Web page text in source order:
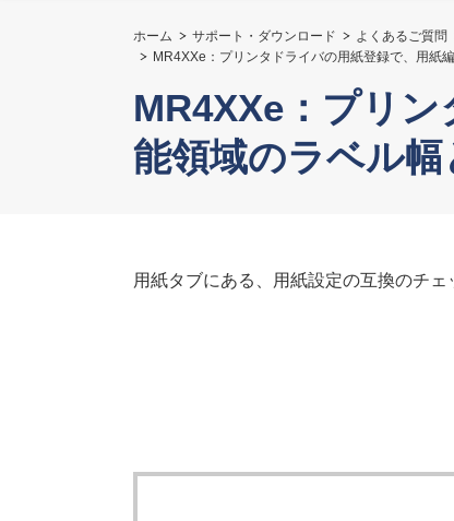
ホーム サポート・ダウンロード よくあるご質問
MR4XXe：プリンタドライバの用紙登録で、用紙
MR4XXe：プリ
能領域のラベル
用紙タブにある、用紙設定の互換のチ